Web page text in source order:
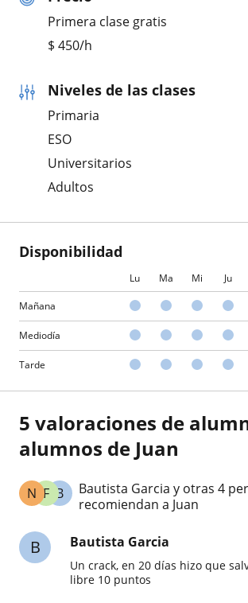
Primera clase gratis
$ 450/h
Niveles de las clases
Primaria
ESO
Universitarios
Adultos
Disponibilidad
Lu Ma Mi Ju
Mañana
Mediodía
Tarde
5 valoraciones de
alumnos de Juan
B
F
N
Bautista Garcia y otras 4
recomiendan a Juan
B Bautista Garcia
Un crack, en 20 días hizo que
libre 10 puntos